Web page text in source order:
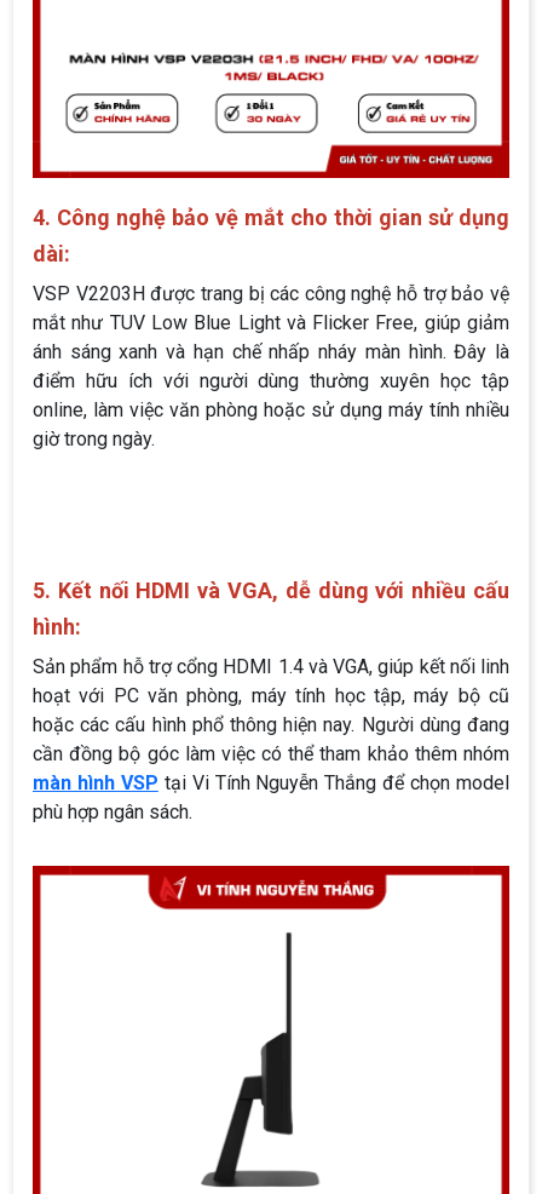
4. Công nghệ bảo vệ mắt cho thời gian sử dụng
dài:
VSP V2203H được trang bị các công nghệ hỗ trợ bảo vệ
mắt như TUV Low Blue Light và Flicker Free, giúp giảm
ánh sáng xanh và hạn chế nhấp nháy màn hình. Đây là
điểm hữu ích với người dùng thường xuyên học tập
online, làm việc văn phòng hoặc sử dụng máy tính nhiều
giờ trong ngày.
5. Kết nối HDMI và VGA, dễ dùng với nhiều cấu
hình:
Sản phẩm hỗ trợ cổng HDMI 1.4 và VGA, giúp kết nối linh
hoạt với PC văn phòng, máy tính học tập, máy bộ cũ
hoặc các cấu hình phổ thông hiện nay. Người dùng đang
cần đồng bộ góc làm việc có thể tham khảo thêm nhóm
màn hình VSP tại Vi Tính Nguyễn Thắng để chọn model
phù hợp ngân sách.